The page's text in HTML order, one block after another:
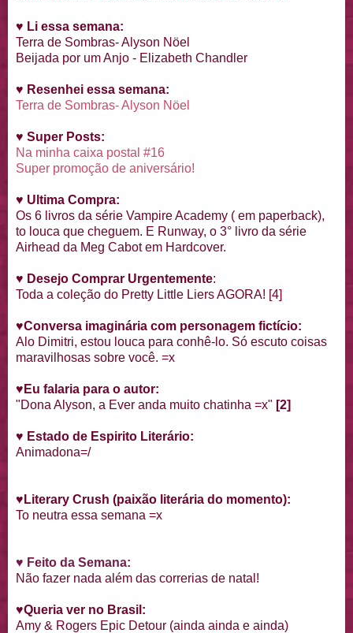
♥ Li essa semana:
Terra de Sombras- Alyson Nöel
Beijada por um Anjo - Elizabeth Chandler
♥ Resenhei essa semana:
Terra de Sombras- Alyson Nöel
♥ Super Posts:
Na minha caixa postal #16
Super promoção de aniversário!
♥ Ultima Compra:
Os 6 livros da série Vampire Academy ( em paperback),
to louca que cheguem. E Runway, o 3° livro da série
Airhead da Meg Cabot em Hardcover.
♥ Desejo Comprar Urgentemente:
Toda a coleção do Pretty Little Liers AGORA! [4]
♥Conversa imaginária com personagem fictício:
Alo Dimitri, estou louca para conhê-lo. Só escuto coisas
maravilhosas sobre você. =x
♥ Eu falaria para o autor:
"Dona Alyson, a Ever anda muito chatinha =x" [2]
♥ Estado de Espirito Literário:
Animadona=/
♥ Literary Crush (paixão literária do momento):
To neutra essa semana =x
♥ Feito da Semana:
Não fazer nada além das correrias de natal!
♥Queria ver no Brasil:
Amy & Rogers Epic Detour (ainda ainda e ainda)